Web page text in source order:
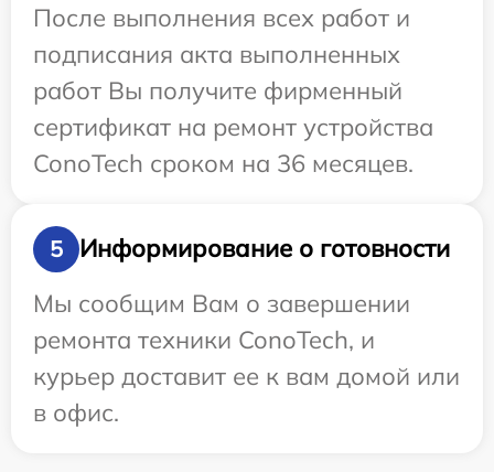
После выполнения всех работ и
подписания акта выполненных
работ Вы получите фирменный
сертификат на ремонт устройства
ConoTech сроком на 36 месяцев.
5
Информирование о готовности
Мы сообщим Вам о завершении
ремонта техники ConoTech, и
курьер доставит ее к вам домой или
в офис.